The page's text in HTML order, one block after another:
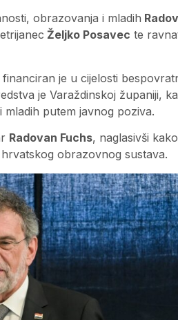
obrazovanja i mladih
Željko Posavec te
financiran je u cijelosti
je Varaždinskoj županiji,
putem javnog poziva.
Radovan Fuchs, naglasivši
obrazovnog sustava.